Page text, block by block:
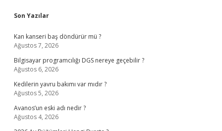
Sidebar
Son Yazılar
Kan kanseri baş döndürür mü ?
Ağustos 7, 2026
Bilgisayar programcılığı DGS nereye geçebilir ?
Ağustos 6, 2026
Kedilerin yavru bakımı var mıdır ?
Ağustos 5, 2026
Avanos’un eski adı nedir ?
Ağustos 4, 2026